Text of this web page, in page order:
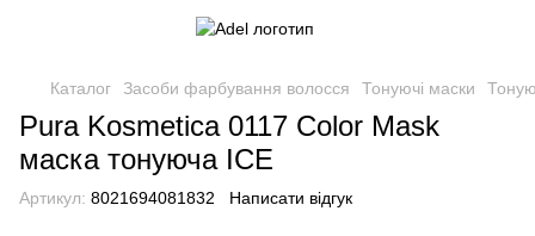
Каталог Засоби фарбування волосся Тонуючі маски
Pura Kosmetica 0117 Color Mask
маска тонуюча ICE
Артикул: 8021694081832 Написати відгук